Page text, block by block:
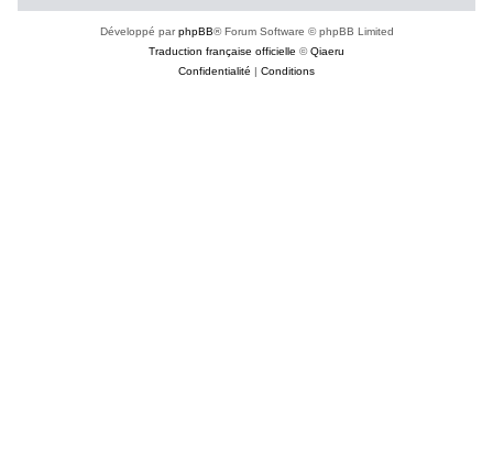
Développé parphpBB® Forum Software © phpBB Limited
Traduction française officielle ©Qiaeru
Confidentialité | Conditions